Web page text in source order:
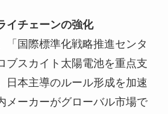
イチェーンの強化
「国際標準化戦略推進センタ
ブスカイト太陽電池を重点支
日本主導のルール形成を加速
メーカーがグローバル市場で